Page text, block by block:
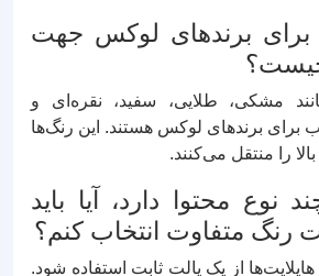
برای برندهای لوکس جهت
چیست؟
مشکی، طلایی، سفید، نقره‌ای و
برای برندهای لوکس هستند. این رنگ‌ها
را منتقل می‌کنند.
نوع محتوا دارد، آیا باید
رنگ متفاوت انتخاب کنم؟
از یک پالت ثابت استفاده شود.